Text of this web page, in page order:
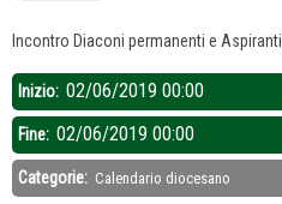
Incontro Diaconi permanenti e Aspiranti
Inizio: 02/06/2019 00:00
Fine: 02/06/2019 00:00
Categorie: Calendario diocesano